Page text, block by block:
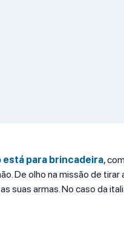
está para brincadeira,
De olho na missão de
suas armas. No caso da